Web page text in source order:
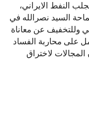
النفط الايراني،
السيد نصرالله في
وللتخفيف عن معاناة
على محاربة الفساد
لاختراق